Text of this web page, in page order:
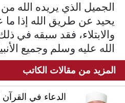
الجميل الذي يريده الله
يحيد عن طريق الله إذا ما
والابتلاء، فقد سبقه في
الله عليه وسلم وجميع
المزيد من مقالات الكاتب
الدعاء في القرآن